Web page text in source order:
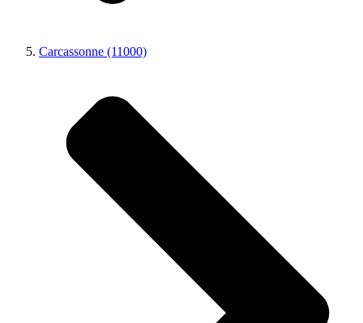
Carcassonne (11000)